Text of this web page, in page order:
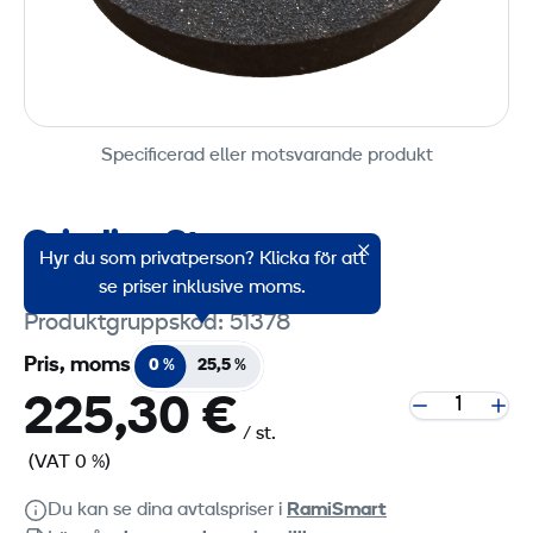
Specificerad eller motsvarande produkt
Grinding Stone
400x60x220 mm
Produktgruppskod: 51378
Hyr du som privatperson? Klicka för att
se priser inklusive moms.
Pris, moms 0 % 25,5 %
225,30 € / st.
(VAT 0 %)
Du kan se dina avtalspriser i RamiSmart